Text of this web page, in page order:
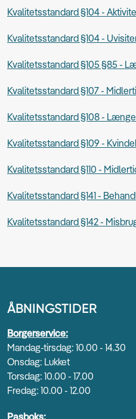
Kvalitetsstandard §104 -
Kvalitetsstandard §104 -
Kvalitetsstandard §105 §85 -
Kvalitetsstandard §107 -
Kvalitetsstandard §108 -
Kvalitetsstandard §109 -
Kvalitetsstandard §110 -
Kvalitetsstandard §141 -
Kvalitetsstandard §142 -
ÅBNINGSTIDER
Borgerservice:
Mandag-tirsdag: 10.00 - 14.30
Onsdag: Lukket
Torsdag: 10.00 - 17.00
Fredag: 10.00 - 12.00
Pasboks: